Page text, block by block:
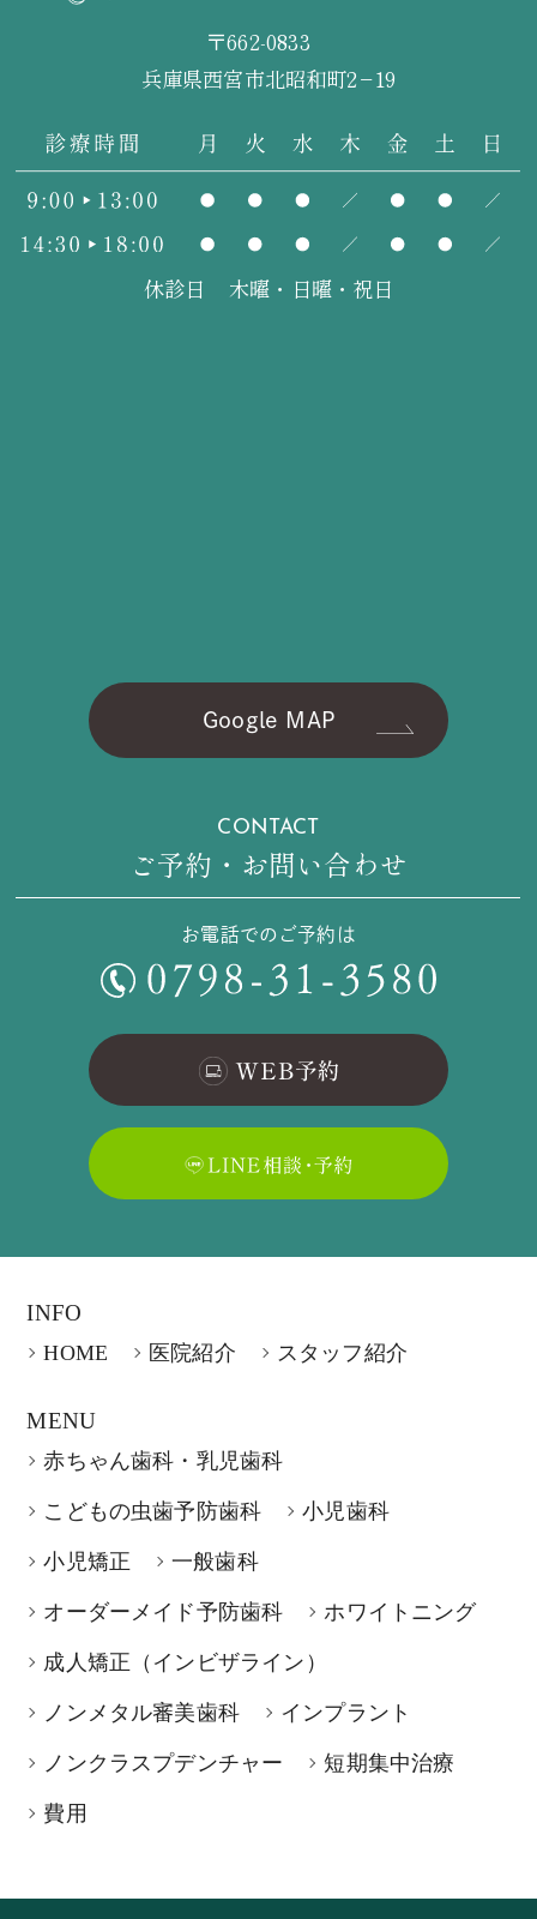
〒662-0833
兵庫県西宮市北昭和町2−19
休診日 木曜・日曜・祝日
Google MAP
CONTACT
ご予約・お問い合わせ
お電話でのご予約は
INFO
HOME 医院紹介 スタッフ紹介
MENU
赤ちゃん歯科・乳児歯科
こどもの虫歯予防歯科 小児歯科
小児矯正 一般歯科
オーダーメイド予防歯科 ホワイトニング
成人矯正（インビザライン）
ノンメタル審美歯科 インプラント
ノンクラスプデンチャー 短期集中治療
費用